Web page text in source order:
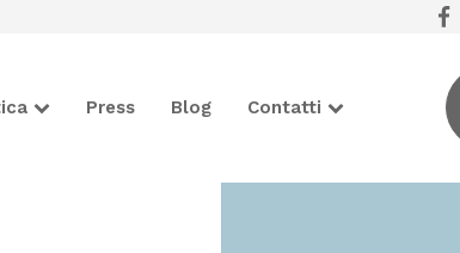
Press Blog Contatti